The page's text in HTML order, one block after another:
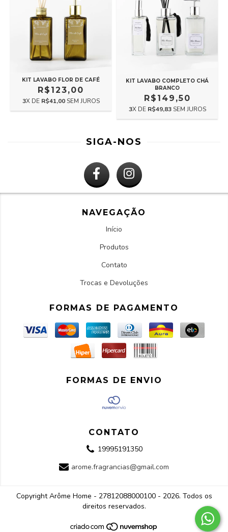
KIT LAVABO FLOR DE CAFÉ
R$123,00
3X DE R$41,00SEM JUROS
KIT LAVABO COMPLETO CHÁ
BRANCO
R$149,50
3X DE R$49,83SEM JUROS
SIGA-NOS
NAVEGAÇÃO
Início
Produtos
Contato
Trocas e Devoluções
FORMAS DE PAGAMENTO
FORMAS DE ENVIO
CONTATO
19995191350
arome.fragrancias@gmail.com
Copyright Arôme Home - 27812088000100 - 2026. Todos os
direitos reservados.